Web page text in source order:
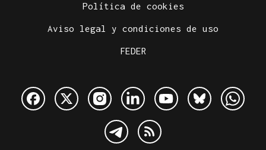
Política de cookies
Aviso legal y condiciones de uso
FEDER